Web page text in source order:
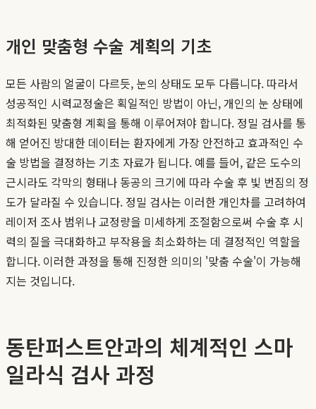
개인 맞춤형 수술 계획의 기초
모든 사람의 얼굴이 다르듯, 눈의 상태도 모두 다릅니다. 따라서
성공적인 시력교정술은 획일적인 방법이 아닌, 개인의 눈 상태에
최적화된 맞춤형 계획을 통해 이루어져야 합니다. 정밀 검사를 통
해 얻어진 방대한 데이터는 환자에게 가장 안전하고 효과적인 수
술 방법을 결정하는 기초 자료가 됩니다. 예를 들어, 같은 도수의
근시라도 각막의 형태나 동공의 크기에 따라 수술 후 빛 번짐의 정
도가 달라질 수 있습니다. 정밀 검사는 이러한 개인차를 고려하여
레이저 조사 범위나 교정량을 미세하게 조절함으로써 수술 후 시
력의 질을 극대화하고 부작용을 최소화하는 데 결정적인 역할을
합니다. 이러한 과정을 통해 진정한 의미의 '맞춤 수술'이 가능해
지는 것입니다.
동탄퍼스트안과의 체계적인 스마
일라식 검사 과정